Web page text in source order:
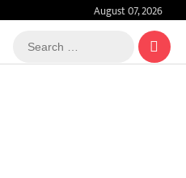
August 07, 2026
Search
…